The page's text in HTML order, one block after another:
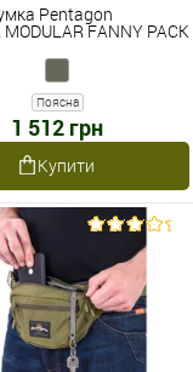
Pentagon
FANNY PACK
Поясна
1 512 грн
Купити